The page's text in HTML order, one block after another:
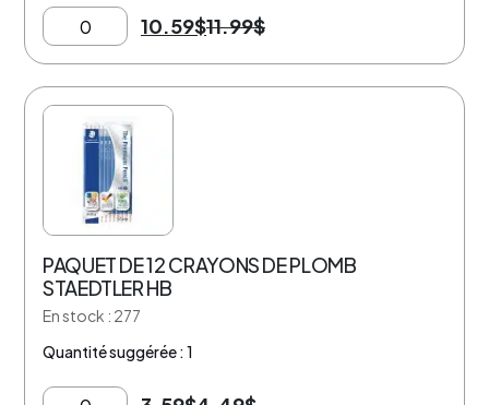
10.59$11.99$
20% de rabais
PAQUET DE 12 CRAYONS DE PLOMB
STAEDTLER HB
En stock : 277
Quantité suggérée : 1